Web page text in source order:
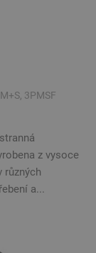
M+S, 3PMSF
z vysoce
různých
a...